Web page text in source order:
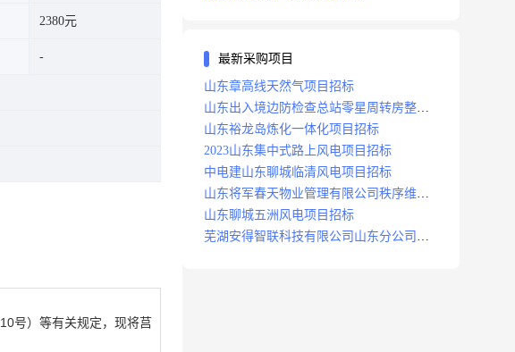
2380元
10号）等有关规定，现将莒
最新采购项目
山东章高线天然气项目招标
山东出入境边防检查总站零星周转房整修
项目招标中标
山东裕龙岛炼化一体化项目招标
2023山东集中式路上风电项目招标
中电建山东聊城临清风电项目招标
山东将军春天物业管理有限公司秩序维护
服务项目招标公告
山东聊城五洲风电项目招标
芜湖安得智联科技有限公司山东分公司济